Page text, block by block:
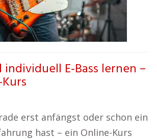
E-Bass lernen –
erst anfängst oder schon ein
hast – ein Online-Kurs